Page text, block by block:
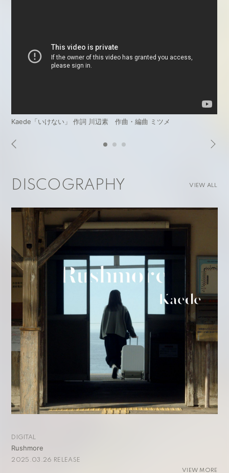
Kaede「いけない」 作詞 川辺素 作曲・編曲 ミツメ
DISCOGRAPHY VIEW ALL
DIGITAL
Rushmore
2025.03.26 RELEASE
VIEW MORE